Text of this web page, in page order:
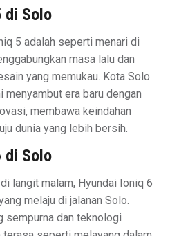
di Solo
5 adalah seperti menari di
masa lalu dan
yang memukau. Kota Solo
menyambut era baru dengan
membawa keindahan
dunia yang lebih bersih.
di Solo
langit malam, Hyundai Ioniq 6
melaju di jalanan Solo.
sempurna dan teknologi